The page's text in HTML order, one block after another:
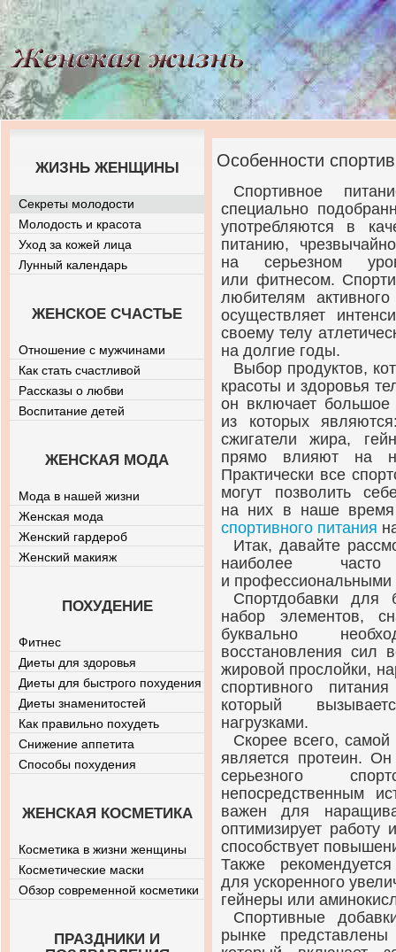
Особенности
Спортивное
специально
употребляются в
питанию,
на серьезном
или фитнесом.
любителям
осуществляет
своему телу
на долгие годы.
Выбор продуктов,
красоты и здоровья
он включает большое
из которых
сжигатели жира,
прямо влияют на
Практически все
могут позволить
на них в наше
спортивного питания
Итак, давайте
наиболее часто
и профессиональными
Спортдобавки для
набор элементов,
буквально
восстановления сил
жировой прослойки,
спортивного
который
нагрузками.
Скорее всего,
является протеин.
серьезного
непосредственным
важен для
оптимизирует работу
способствует
Также
для ускоренного
гейнеры или
Спортивные
рынке
ЖИЗНЬ ЖЕНЩИНЫ
Секреты молодости
Молодость и красота
Уход за кожей лица
Лунный календарь
ЖЕНСКОЕ СЧАСТЬЕ
Отношение с мужчинами
Как стать счастливой
Рассказы о любви
Воспитание детей
ЖЕНСКАЯ МОДА
Мода в нашей жизни
Женская мода
Женский гардероб
Женский макияж
ПОХУДЕНИЕ
Фитнес
Диеты для здоровья
Диеты для быстрого похудения
Диеты знаменитостей
Как правильно похудеть
Снижение аппетита
Способы похудения
ЖЕНСКАЯ КОСМЕТИКА
Косметика в жизни женщины
Косметические маски
Обзор современной косметики
ПРАЗДНИКИ И